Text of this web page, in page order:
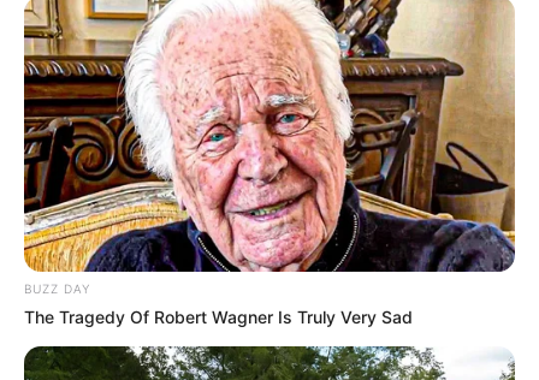
BUZZ DAY
The Tragedy Of Robert Wagner Is Truly Very Sad